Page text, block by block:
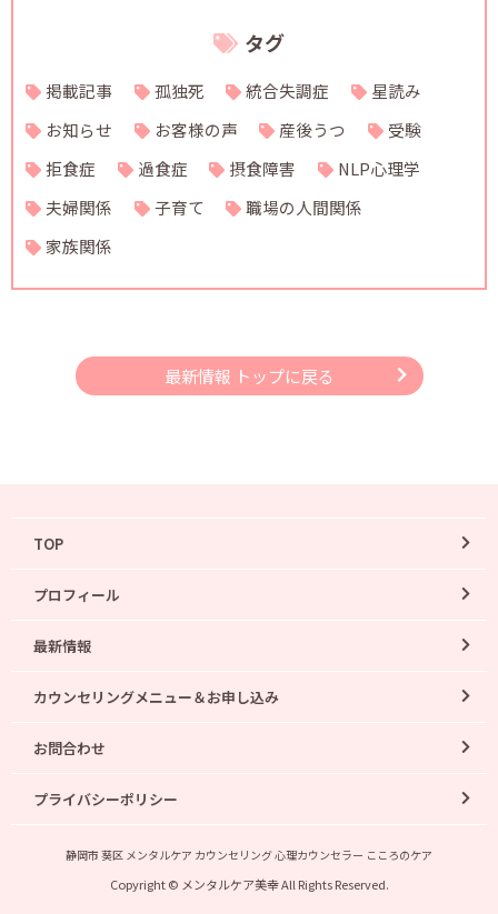
タグ
掲載記事 孤独死 統合失調症
星読み
お知らせ
お客様の声 産後うつ
受験
拒食症
過食症 摂食障害
NLP心理学
夫婦関係
子育て
職場の人間関係
家族関係
最新情報 トップに戻る
TOP
プロフィール
最新情報
カウンセリングメニュー＆お申し込み
お問合わせ
プライバシーポリシー
静岡市 葵区 メンタルケア カウンセリング 心理カウンセラー こころのケア
Copyright © メンタルケア美幸 All Rights Reserved.